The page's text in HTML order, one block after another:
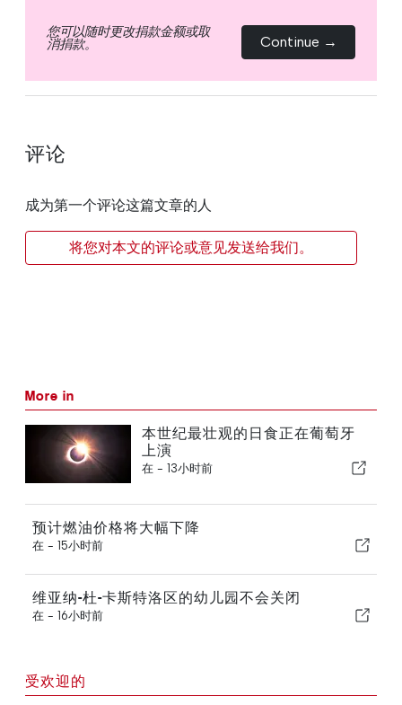
您可以随时更改捐款金额或取
消捐款。 Continue →
评论
成为第一个评论这篇文章的人
将您对本文的评论或意见发送给我们。
More in
本世纪最壮观的日食正在葡萄牙
上演
在 - 13小时前
预计燃油价格将大幅下降
在 - 15小时前
维亚纳-杜-卡斯特洛区的幼儿园不会关闭
在 - 16小时前
受欢迎的